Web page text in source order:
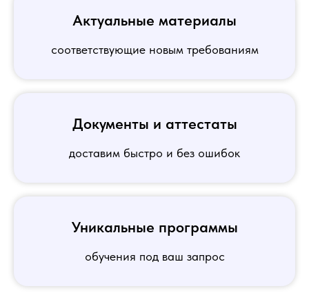
Актуальные материалы
соответствующие новым требованиям
Документы и аттестаты
доставим быстро и без ошибок
Уникальные программы
обучения под ваш запрос